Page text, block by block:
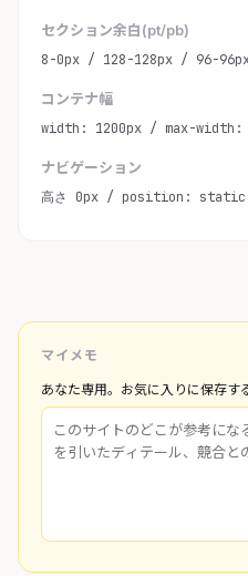
セクション余白(pt/pb)
8-0px / 128-128px / 96-
コンテナ幅
width: 1200px / max-width:
ナビゲーション
高さ 0px / position: static
マイメモ
あなた専用。お気に入りに保存す